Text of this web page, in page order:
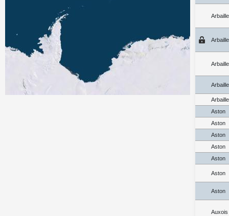
Aston
Aston
Aston
Aston
Aston
Aston
Aston
Auxois